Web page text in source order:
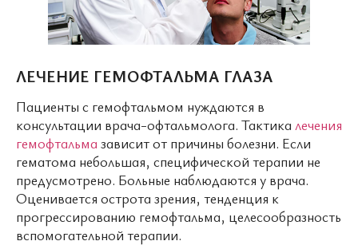
ЛЕЧЕНИЕ ГЕМОФТАЛЬМА ГЛАЗА
Пациенты с гемофтальмом нуждаются в
консультации врача-офтальмолога. Тактика лечения
гемофтальма зависит от причины болезни. Если
гематома небольшая, специфической терапии не
предусмотрено. Больные наблюдаются у врача.
Оценивается острота зрения, тенденция к
прогрессированию гемофтальма, целесообразность
вспомогательной терапии.